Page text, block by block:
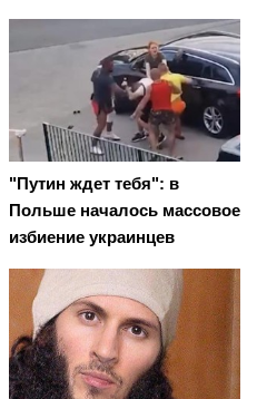
"Путин ждет тебя": в
Польше началось массовое
избиение украинцев